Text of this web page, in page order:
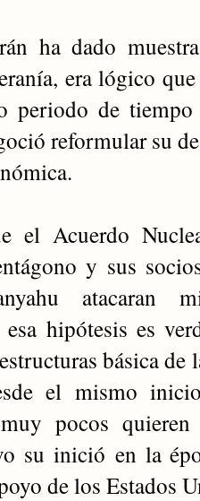
ha dado
era lógico
periodo de
reformular su
el Acuerdo
y sus
atacaran
hipótesis es
básica
el mismo
pocos
su inició en la
de los Estados